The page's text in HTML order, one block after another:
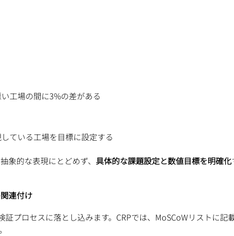
工場の間に3%の差がある
ている工場を目標に設定する
象的な表現にとどめず、 具体的な課題設定と数値目標を明確化
連付け
プロセスに落とし込みます。CRPでは、MoSCoWリストに